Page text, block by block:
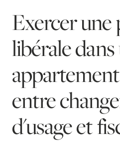
Exercer une
libérale
entre
d'usage et